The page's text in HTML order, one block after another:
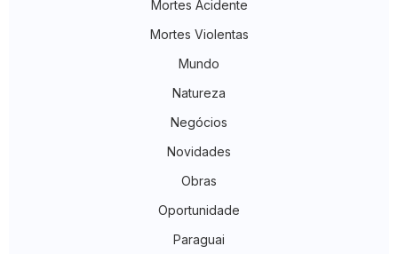
Mortes Acidente
Mortes Violentas
Mundo
Natureza
Negócios
Novidades
Obras
Oportunidade
Paraguai